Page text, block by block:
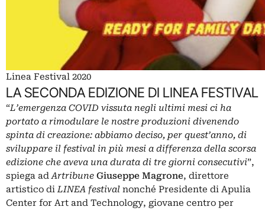
Linea Festival 2020
LA SECONDA EDIZIONE DI LINEA FESTIVAL
“L’emergenza COVID vissuta negli ultimi mesi ci ha
portato a rimodulare le nostre produzioni divenendo
spinta di creazione: abbiamo deciso, per quest’anno, di
sviluppare il festival in più mesi a differenza della scorsa
edizione che aveva una durata di tre giorni consecutivi”,
spiega adArtribune Giuseppe Magrone, direttore
artistico diLINEA festival nonché Presidente di Apulia
Center for Art and Technology, giovane centro per